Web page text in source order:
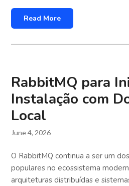
Read More
RabbitMQ para
Instalação com
Local
June 4, 2026
O RabbitMQ continua a ser um
populares no ecossistema
arquiteturas distribuídas e